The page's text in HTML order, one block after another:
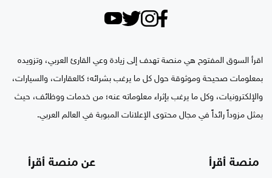
اقرأ السوق المفتوح هي منصة تهدف إلى زيادة وعي القارئ العربي، وتزويده
بمعلومات صحيحة وموثوقة حول كل ما يرغب بشرائه؛ كالعقارات، والسيارات،
والإلكترونيات، وكل ما يرغب بإثراء معلوماته عنه؛ من خدمات ووظائف، حيث
يمثل مزوداً رائداً في مجال محتوى الإعلانات المبوبة في العالم العربي.
منصة أقرأ عن منصة أقرأ